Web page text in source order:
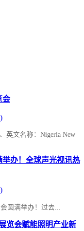
会
英文名称：Nigeria New
办！全球声光视讯热
圆满举办！过去...
览会赋能照明产业新